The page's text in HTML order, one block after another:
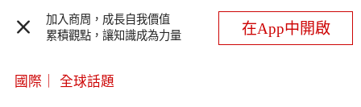
加入商周，成長自我價值
累積觀點，讓知識成為力量
在App中開啟
國際 全球話題